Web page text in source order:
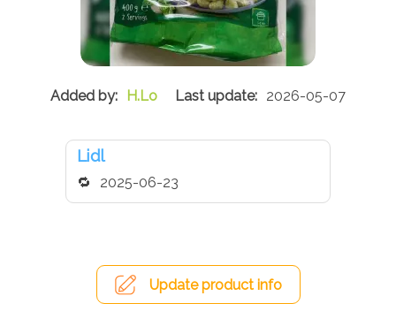
H.Lo 2026-05-07
Lidl
2025-06-23
Update product info